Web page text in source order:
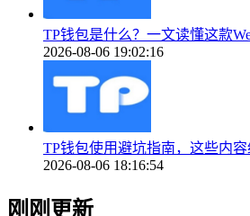
TP钱包是什么？一文读懂这款
2026-08-06 19:02:16
TP钱包使用避坑指南，这些内
2026-08-06 18:16:54
刚刚更新